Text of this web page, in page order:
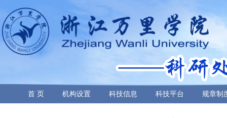
首 页 机构设置 科技信息 科技平台 规章制